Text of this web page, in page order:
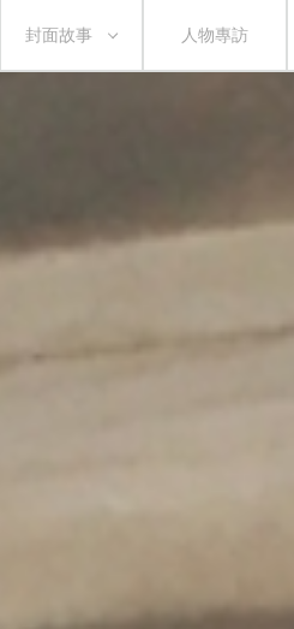
封面故事 人物專訪